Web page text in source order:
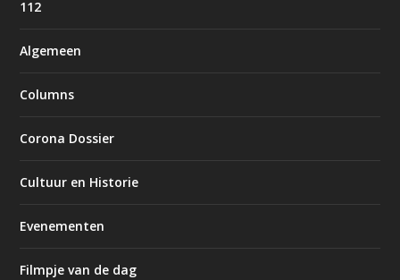
112
Algemeen
Columns
Corona Dossier
Cultuur en Historie
Evenementen
Filmpje van de dag